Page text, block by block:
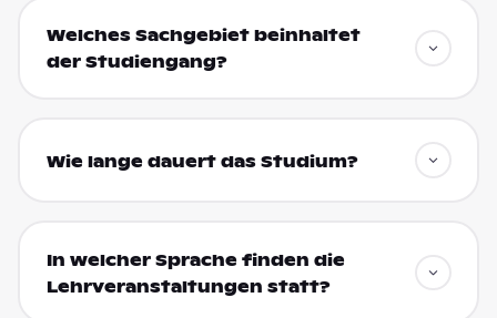
Welches Sachgebiet beinhaltet
der Studiengang?
Wie lange dauert das Studium?
In welcher Sprache finden die
Lehrveranstaltungen statt?